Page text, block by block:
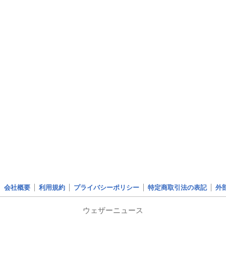
会社概要 利用規約 プライバシーポリシー 特定商取引法の表記 外
ウェザーニュース